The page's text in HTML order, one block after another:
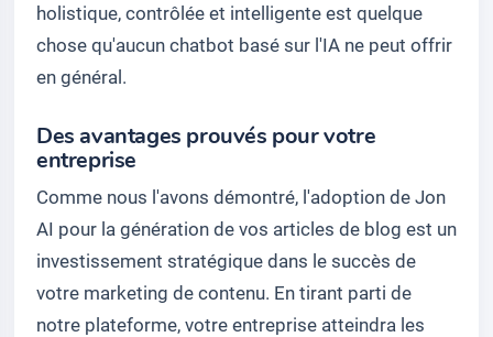
holistique, contrôlée et intelligente est quelque
chose qu'aucun chatbot basé sur l'IA ne peut offrir
en général.
Des avantages prouvés pour votre
entreprise
Comme nous l'avons démontré, l'adoption de Jon
AI pour la génération de vos articles de blog est un
investissement stratégique dans le succès de
votre marketing de contenu. En tirant parti de
notre plateforme, votre entreprise atteindra les